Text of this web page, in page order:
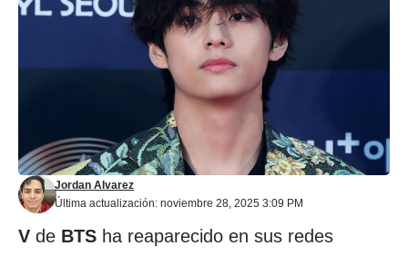
Última actualización: noviembre 28, 2025 3:09 PM
Jordan Alvarez
V de BTS ha reaparecido en sus redes